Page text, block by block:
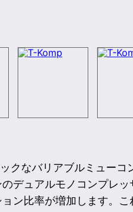
クなバリアブルミューコ
デュアルモノコンプレ
ン比率が増加します。